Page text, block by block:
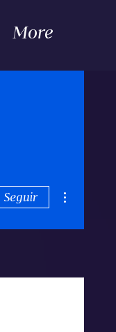
More
Seguir